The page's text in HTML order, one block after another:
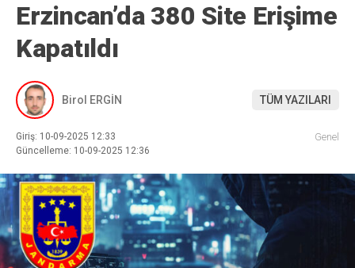
Erzincan’da 380 Site Erişime
Kapatıldı
Birol ERGİN TÜM YAZILARI
Giriş: 10-09-2025 12:33
Güncelleme: 10-09-2025 12:36
Genel